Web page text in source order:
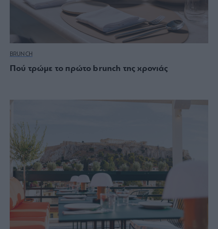
BRUNCH
Πού τρώμε το πρώτο brunch της χρονιάς